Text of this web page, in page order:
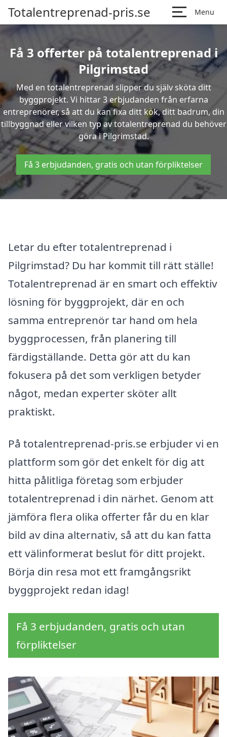
Totalentreprenad-pris.se Menu
Få 3 offerter på totalentreprenad i
Pilgrimstad
Med en totalentreprenad slipper du själv sköta ditt
byggprojekt. Vi hittar 3 erbjudanden från erfarna
entreprenörer, så att du kan fixa ditt kök, ditt badrum, din
tillbyggnad eller vilken typ av totalentreprenad du behöver
göra i Pilgrimstad.
Få 3 erbjudanden, gratis och utan förpliktelser
Letar du efter totalentreprenad i
Pilgrimstad? Du har kommit till rätt ställe!
Totalentreprenad är en smart och effektiv
lösning för byggprojekt, där en och
samma entreprenör tar hand om hela
byggprocessen, från planering till
färdigställande. Detta gör att du kan
fokusera på det som verkligen betyder
något, medan experter sköter allt
praktiskt.
På totalentreprenad-pris.se erbjuder vi en
plattform som gör det enkelt för dig att
hitta pålitliga företag som erbjuder
totalentreprenad i din närhet. Genom att
jämföra flera olika offerter får du en klar
bild av dina alternativ, så att du kan fatta
ett välinformerat beslut för ditt projekt.
Börja din resa mot ett framgångsrikt
byggprojekt redan idag!
Få 3 erbjudanden, gratis och utan
förpliktelser